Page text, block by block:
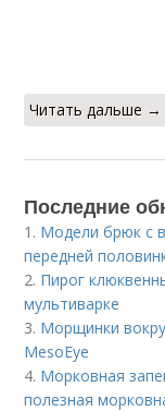
Читать дальше →
Последние
1. Модели брюк с
передней
2. Пирог
мультиварке
3. Морщинки
MesoEye
4. Морковная
полезная